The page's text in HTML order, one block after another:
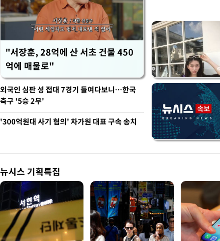
"서장훈, 28억에 산 서초 건물 450
억에 매물로"
외국인 심판 성 접대 7경기 들여다보니…한국
축구 '5승 2무'
'300억원대 사기 혐의' 차가원 대표 구속 송치
뉴시스 기획특집